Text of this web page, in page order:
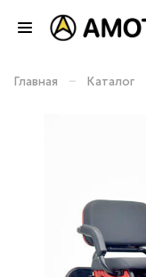
Главная – Каталог